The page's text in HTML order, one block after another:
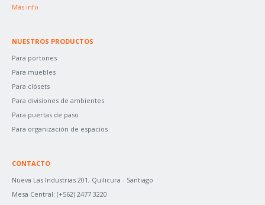
:Más info
NUESTROS PRODUCTOS
Para portones
Para muebles
Para clósets
Para divisiones de ambientes
Para puertas de paso
Para organización de espacios
CONTACTO
Nueva Las Industrias 201, Quilicura - Santiago
Mesa Central: (+562) 2477 3220